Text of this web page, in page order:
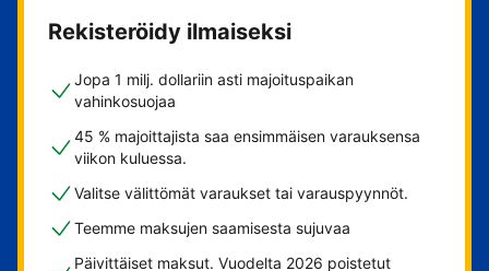
Rekisteröidy ilmaiseksi
Jopa 1 milj. dollariin asti majoituspaikan
vahinkosuojaa
45 % majoittajista saa ensimmäisen varauksensa
viikon kuluessa.
Valitse välittömät varaukset tai varauspyynnöt.
Teemme maksujen saamisesta sujuvaa
Päivittäiset maksut. Vuodelta 2026 poistetut